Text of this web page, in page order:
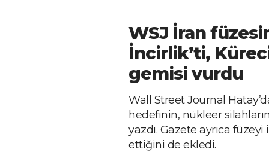
WSJ İran
İncirlik’ti,
gemisi vurdu
Wall Street Journal
hedefinin, nükleer
yazdı. Gazete ayrıca
ettiğini de ekledi.